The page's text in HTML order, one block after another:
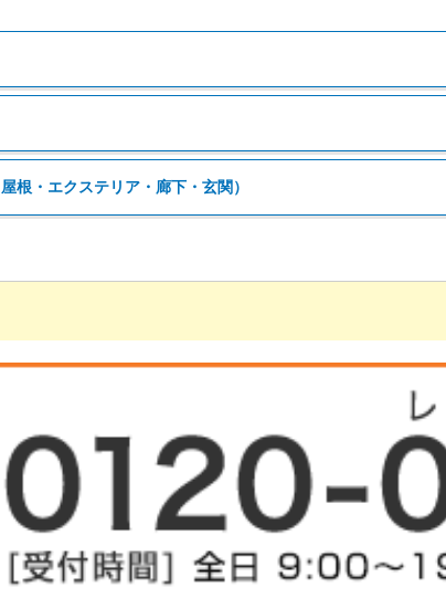
根・エクステリア・廊下・玄関）